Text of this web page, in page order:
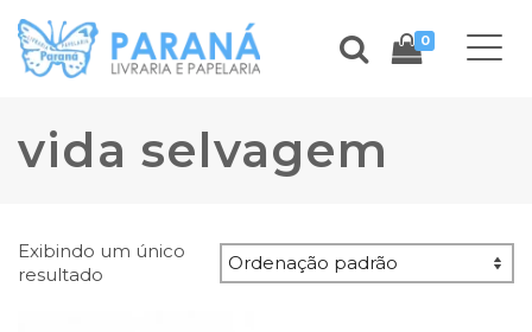
0
vida selvagem
Exibindo um único
resultado